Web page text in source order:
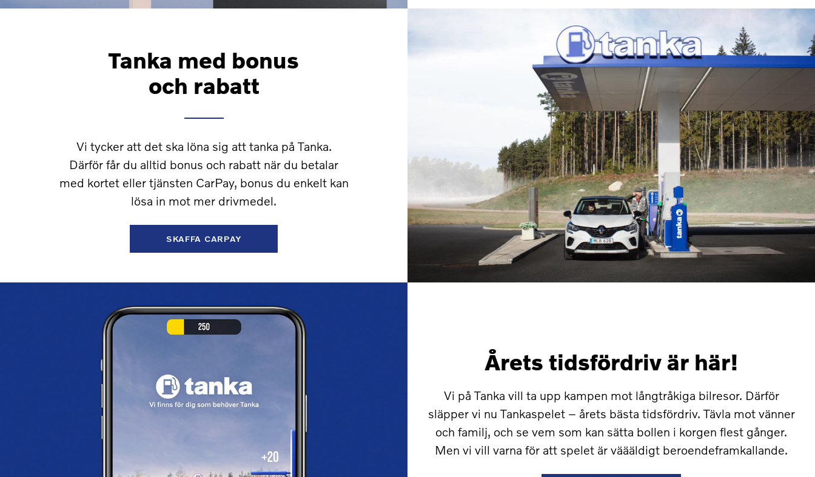
Tanka med bonus
och rabatt
Vi tycker att det ska löna sig att tanka på Tanka.
Därför får du alltid bonus och rabatt när du betalar
med kortet eller tjänsten CarPay, bonus du enkelt kan
lösa in mot mer drivmedel.
SKAFFA CARPAY
Årets tidsfördriv är här!
Vi på Tanka vill ta upp kampen mot långtråkiga bilresor. Därför
släpper vi nu Tankaspelet – årets bästa tidsfördriv. Tävla mot vänner
och familj, och se vem som kan sätta bollen i korgen flest gånger.
Men vi vill varna för att spelet är väääldigt beroendeframkallande.